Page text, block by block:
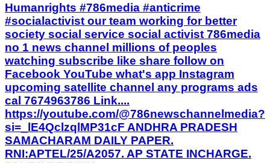
Humanrights #786media #anticrime
#socialactivist our team working for better
society social service social activist 786media
no 1 news channel millions of peoples
watching subscribe like share follow on
Facebook YouTube what's app Instagram
upcoming satellite channel any programs ads
cal 7674963786 Link....
https://youtube.com/@786newschannelmedia?
si=_lE4QclzqlMP31cF ANDHRA PRADESH
SAMACHARAM DAILY PAPER.
RNI:APTEL/25/A2057. AP STATE INCHARGE.